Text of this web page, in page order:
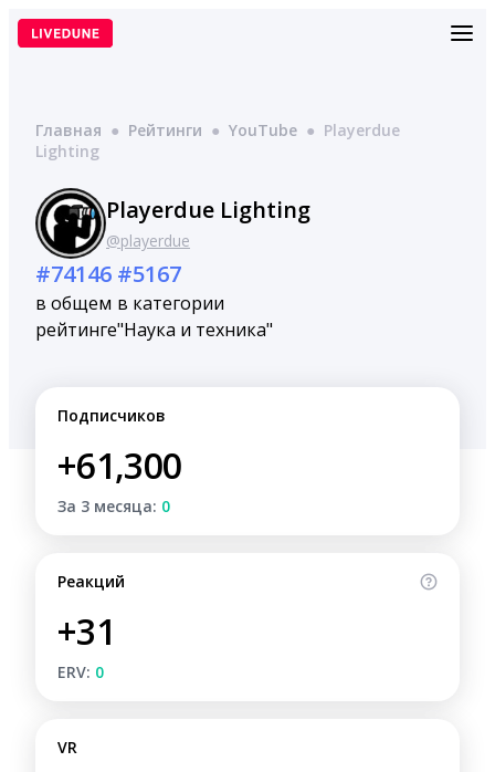
Перейти
Главная ● Рейтинги ● YouTube ● Playerdue
Lighting
Playerdue Lighting
@playerdue
#74146
в общем
рейтинге
#5167
в категории
"Наука и техника"
Подписчиков
+61,300
За 3 месяца: 0
Реакций
+31
ERV: 0
VR